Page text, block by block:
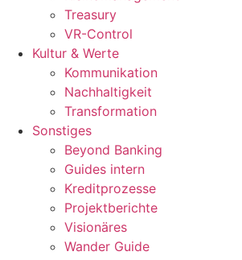
Treasury
VR-Control
Kultur & Werte
Kommunikation
Nachhaltigkeit
Transformation
Sonstiges
Beyond Banking
Guides intern
Kreditprozesse
Projektberichte
Visionäres
Wander Guide